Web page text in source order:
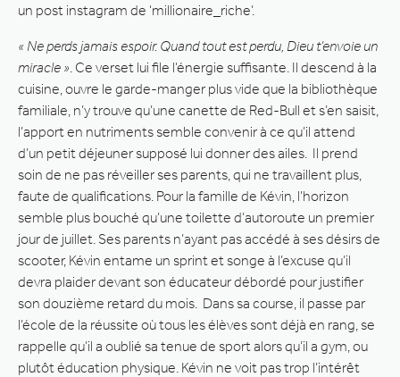
un post instagram de ‘millionaire_riche’.
« Ne perds jamais espoir. Quand tout est perdu, Dieu t’envoie un
miracle » . Ce verset lui file l’énergie suffisante. Il descend à la
cuisine, ouvre le garde-manger plus vide que la bibliothèque
familiale, n’y trouve qu’une canette de Red-Bull et s’en saisit,
l’apport en nutriments semble convenir à ce qu’il attend
d’un petit déjeuner supposé lui donner des ailes. Il prend
soin de ne pas réveiller ses parents, qui ne travaillent plus,
faute de qualifications. Pour la famille de Kévin, l’horizon
semble plus bouché qu’une toilette d’autoroute un premier
jour de juillet. Ses parents n’ayant pas accédé à ses désirs de
scooter, Kévin entame un sprint et songe à l’excuse qu’il
devra plaider devant son éducateur débordé pour justifier
son douzième retard du mois. Dans sa course, il passe par
l’école de la réussite où tous les élèves sont déjà en rang, se
rappelle qu’il a oublié sa tenue de sport alors qu’il a gym, ou
plutôt éducation physique. Kévin ne voit pas trop l’intérêt